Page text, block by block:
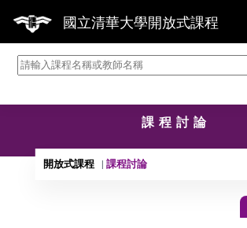
國立清華大學開放式課程
課程討論
開放式課程 課程討論